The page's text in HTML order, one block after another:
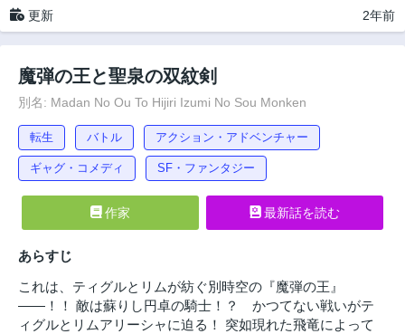
更新 2年前
魔弾の王と聖泉の双紋剣
別名: Madan No Ou To Hijiri Izumi No Sou Monken
転生 バトル アクション・アドベンチャー
ギャグ・コメディ SF・ファンタジー
作家 最新話を読む
あらすじ
これは、ティグルとリムが紡ぐ別時空の『魔弾の王』
――！！ 敵は蘇りし円卓の騎士！？ かつてない戦いがテ
ィグルとリムアリーシャに迫る！ 突如現れた飛竜によって